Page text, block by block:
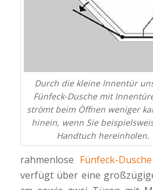
Durch die kleine Innentür
Fünfeck-Dusche mit
strömt beim Öffnen weniger
hinein, wenn Sie
Handtuch hereinholen.
rahmenlose Fünfeck-
verfügt über eine